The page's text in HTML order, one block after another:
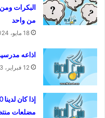
البكرات
من واحد
18 مايو، 2024
اذاعه
12 فبراير، 2023
مضلعات